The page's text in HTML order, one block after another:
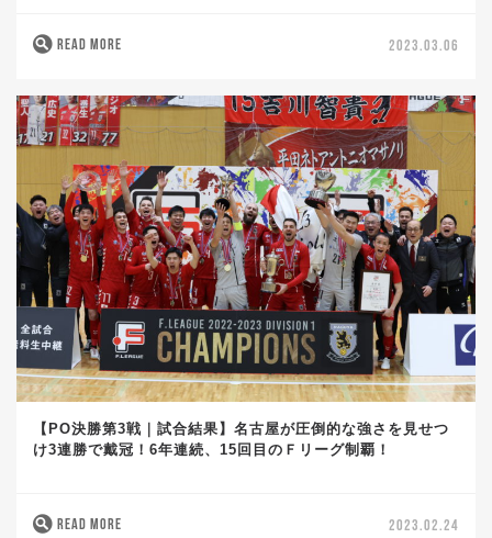
READ MORE 2023.03.06
【PO決勝第3戦｜試合結果】名古屋が圧倒的な強さを見せつ
け3連勝で戴冠！6年連続、15回目のＦリーグ制覇！
READ MORE 2023.02.24